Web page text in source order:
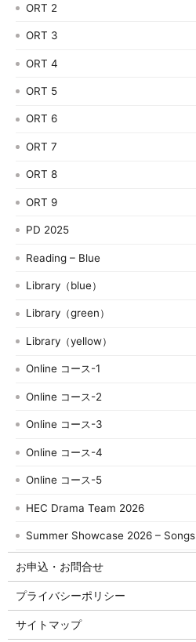
ORT 2
ORT 3
ORT 4
ORT 5
ORT 6
ORT 7
ORT 8
ORT 9
PD 2025
Reading – Blue
Library（blue）
Library（green）
Library（yellow）
Online コース-1
Online コース-2
Online コース-3
Online コース-4
Online コース-5
HEC Drama Team 2026
Summer Showcase 2026 – Songs
お申込・お問合せ
プライバシーポリシー
サイトマップ